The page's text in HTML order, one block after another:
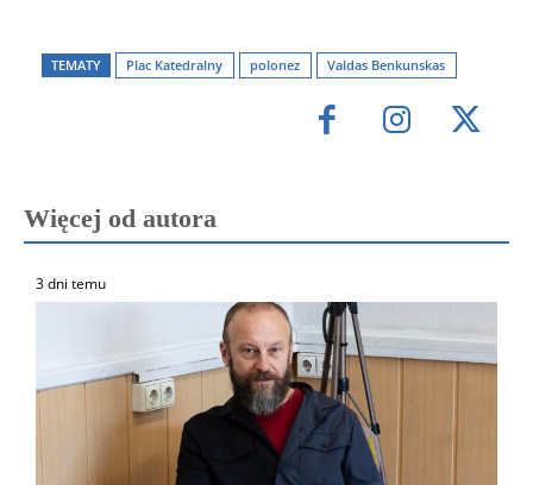
TEMATY Plac Katedralny polonez Valdas Benkunskas
Więcej od autora
3 dni temu